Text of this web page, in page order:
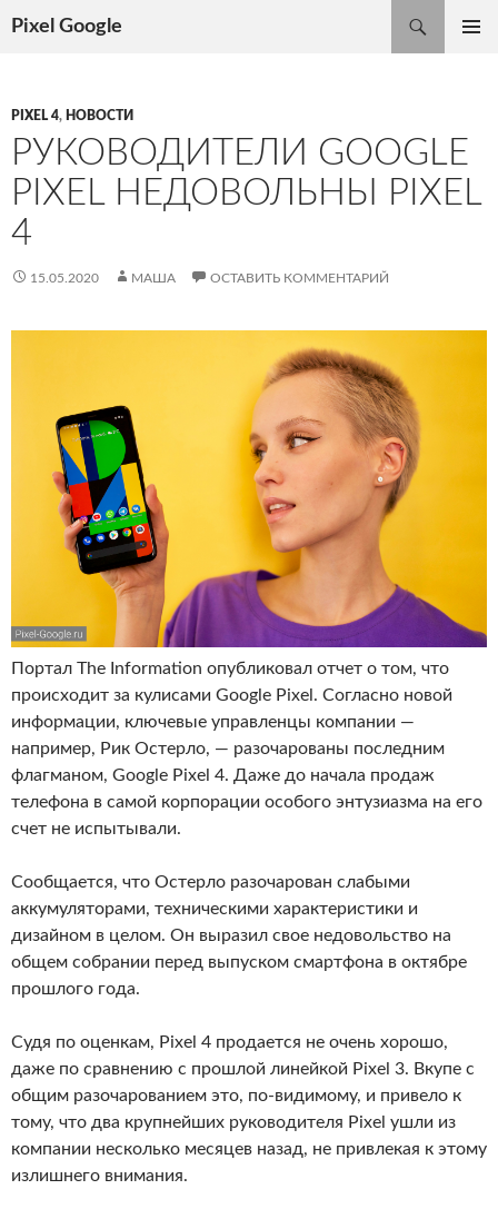
Pixel Google
PIXEL 4, НОВОСТИ
РУКОВОДИТЕЛИ GOOGLE
PIXEL НЕДОВОЛЬНЫ PIXEL
4
15.05.2020 МАША ОСТАВИТЬ КОММЕНТАРИЙ
Портал The Information опубликовал отчет о том, что
происходит за кулисами Google Pixel. Согласно новой
информации, ключевые управленцы компании —
например, Рик Остерло, — разочарованы последним
флагманом, Google Pixel 4. Даже до начала продаж
телефона в самой корпорации особого энтузиазма на его
счет не испытывали.
Сообщается, что Остерло разочарован слабыми
аккумуляторами, техническими характеристики и
дизайном в целом. Он выразил свое недовольство на
общем собрании перед выпуском смартфона в октябре
прошлого года.
Судя по оценкам, Pixel 4 продается не очень хорошо,
даже по сравнению с прошлой линейкой Pixel 3. Вкупе с
общим разочарованием это, по-видимому, и привело к
тому, что два крупнейших руководителя Pixel ушли из
компании несколько месяцев назад, не привлекая к этому
излишнего внимания.